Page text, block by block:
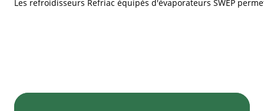
Les refroidisseurs Refriac équipés d'évaporateurs SWEP